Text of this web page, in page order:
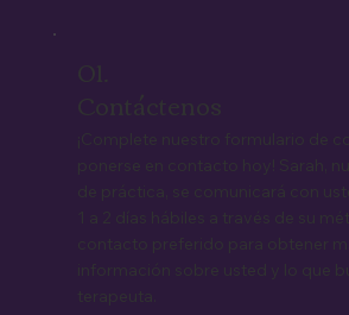
01.
Contáctenos
¡Complete nuestro formulario de
ponerse en contacto hoy! Sarah,
de práctica, se comunicará con
1 a 2 días hábiles a través de su
contacto preferido para obtener
información sobre usted y lo que
terapeuta.